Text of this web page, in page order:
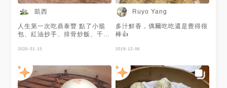
凱西
人生第一次吃鼎泰豐 點了小籠
包、紅油抄手、排骨炒飯、千層
點💯💯💯 但不懂千層糕是什麼
2020-01-15
Ruyo Yang
多汁鮮香，偶爾吃吃還是覺得很
棒👍
2019-12-06